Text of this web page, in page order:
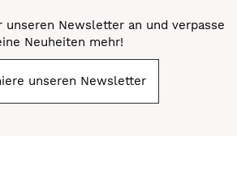
Newsletter an und verpasse
Neuheiten mehr!
unseren Newsletter